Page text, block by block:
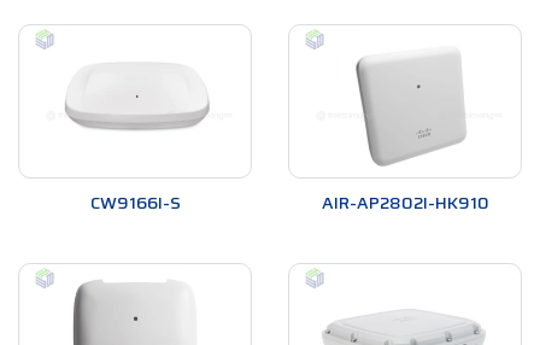
CW9166I-S AIR-AP2802I-HK910